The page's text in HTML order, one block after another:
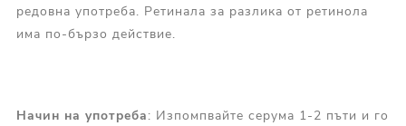
редовна употреба. Ретинала за разлика от ретинола
има по-бързо действие.
Начин на употреба: Изпомпвайте серума 1-2 пъти и го